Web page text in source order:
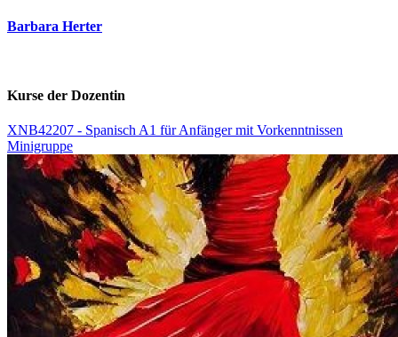
Barbara Herter
Kurse der Dozentin
XNB42207 - Spanisch A1 für Anfänger mit Vorkenntnissen
Minigruppe